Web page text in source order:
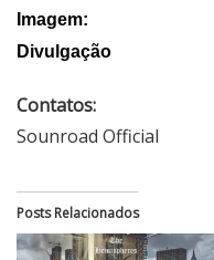
Imagem:
Divulgação
Contatos:
Sounroad Official
Posts Relacionados